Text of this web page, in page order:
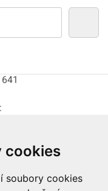
cookies
soubory cookies